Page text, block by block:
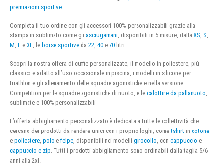
premiazioni sportive
Completa il tuo ordine con gli accessori 100% personalizzabili grazie alla
stampa in sublimato come gli asciugamani , disponibili in 5 misure, dalla XS S
M L e XL , le borse sportive da 22 40 e 70 litri.
Scopri la nostra offera di cuffie personalizzate, il modello in poliestere, più
classico e adatto all’uso occasionale in piscina, i modelli in silicone per i
triathlon e gli allenamento delle squadre agonistiche e nella versione
Competition per le squadre agonistiche di nuoto, e le calottine da pallanuoto,
sublimate e 100% personalizzabili
L’offerta abbigliamento personalizzato è dedicata a tutte le collettività che
cercano dei prodotti da rendere unici con i proprio loghi, cometshirt in cotone
e poliestere, polo e felpe, disponibili nei modelli girocollo, con cappuccio e
cappuccio e zip. Tutti i prodotti abbigliamento sono ordinabili dalla taglia 5/6
anni alla 2xl.